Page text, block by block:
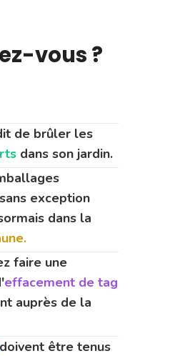
vous ?
de brûler les
dans son jardin.
exception
dans la
faire une
effacement de tag
auprès de la
doivent être tenus